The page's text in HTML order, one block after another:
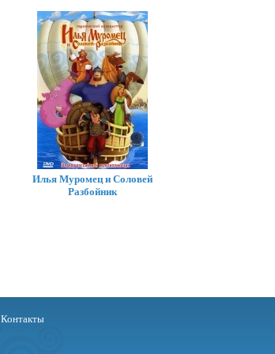
Илья Муромец и Соловей
Разбойник
Контакты